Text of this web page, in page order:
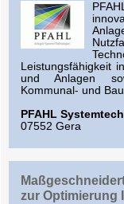
Leistungsfähigkeit
und Anlagen
Kommunal- und
PFAHL
07552 Gera
zur Optimierung